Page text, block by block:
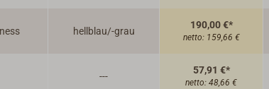
hellblau/-grau
190,00 €*
netto: 159,66 €
---
57,91 €*
netto: 48,66 €